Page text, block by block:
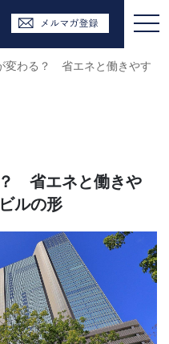
変わる？ 省エネと働きやす
省エネと働きや
ルの形